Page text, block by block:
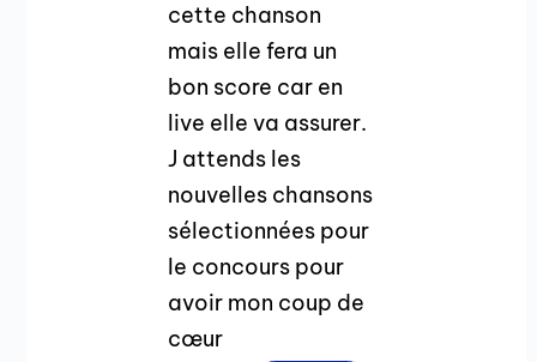
cette chanson
mais elle fera un
bon score car en
live elle va assurer.
J attends les
nouvelles chansons
sélectionnées pour
le concours pour
avoir mon coup de
cœur